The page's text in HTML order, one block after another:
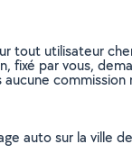
utilisateur
fixé par vous,
commission
auto sur la ville